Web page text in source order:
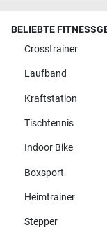
BELIEBTE
Crosstrainer
Laufband
Kraftstation
Tischtennis
Indoor Bike
Boxsport
Heimtrainer
Stepper